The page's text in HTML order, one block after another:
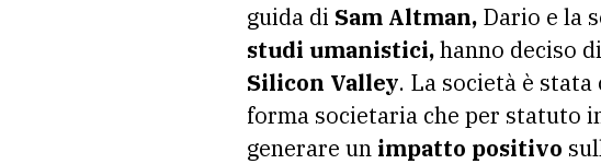
guida di Sam Altman, Dario e la
studi umanistici,hanno deciso
Silicon Valley. La società è
forma societaria che per statuto
generare un impatto positivo